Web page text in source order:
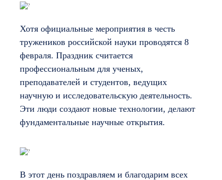
Хотя официальные мероприятия в честь
тружеников российской науки проводятся 8
февраля. Праздник считается
профессиональным для ученых,
преподавателей и студентов, ведущих
научную и исследовательскую деятельность.
Эти люди создают новые технологии, делают
фундаментальные научные открытия.
В этот день поздравляем и благодарим всех